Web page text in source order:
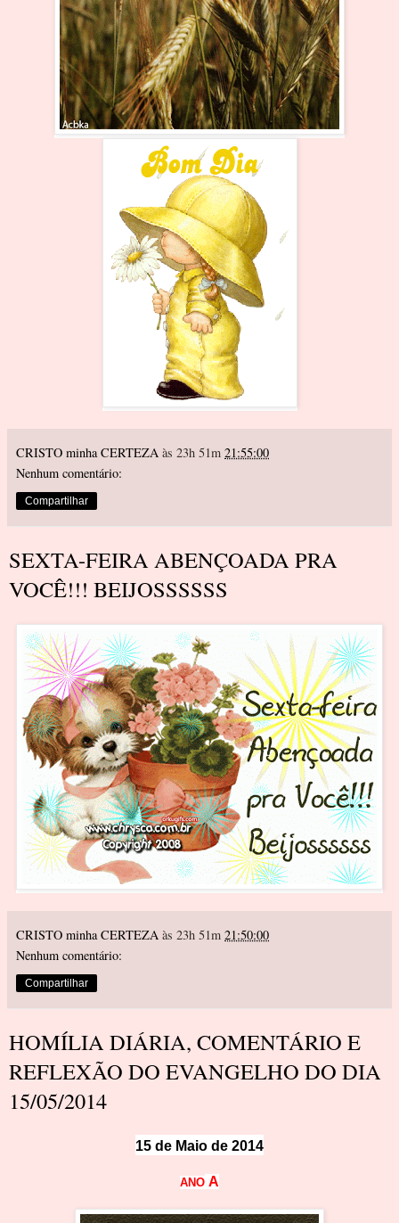
CRISTO minha CERTEZA às 23h 51m 21:55:00
Nenhum comentário:
Compartilhar
SEXTA-FEIRA ABENÇOADA PRA
VOCÊ!!! BEIJOSSSSSS
CRISTO minha CERTEZA às 23h 51m 21:50:00
Nenhum comentário:
Compartilhar
HOMÍLIA DIÁRIA, COMENTÁRIO E
REFLEXÃO DO EVANGELHO DO DIA
15/05/2014
15 de Maio de 2014
ANO A